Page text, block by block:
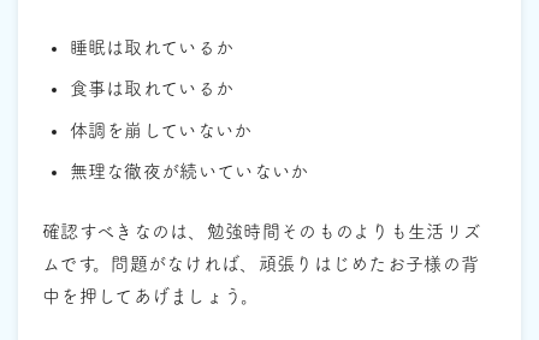
睡眠は取れているか
食事は取れているか
体調を崩していないか
無理な徹夜が続いていないか
確認すべきなのは、勉強時間そのものよりも生活リズ
ムです。問題がなければ、頑張りはじめたお子様の背
中を押してあげましょう。